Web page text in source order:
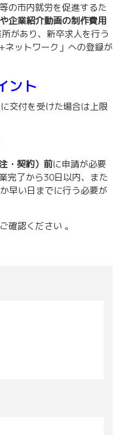
の市内就労を促進するた
企業紹介動画の制作費用
があり、新卒求人を行う
ネットワーク」への登録が
ント
交付を受けた場合は上限
・契約）前に申請が必要
完了から30日以内、また
早い日までに行う必要が
確認ください 。